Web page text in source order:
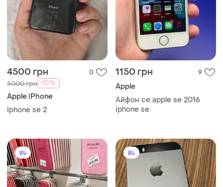
4500 грн 0
5000 грн -10%
Apple iPhone
Iphone se 2
1150 грн 9
Apple
Айфон се apple se 2016
iphone se